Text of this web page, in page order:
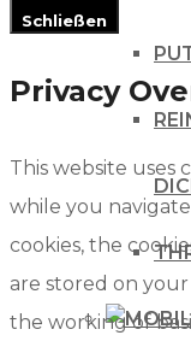
Schließen
Privacy
This website uses
while you
cookies, the
are stored on
the working of